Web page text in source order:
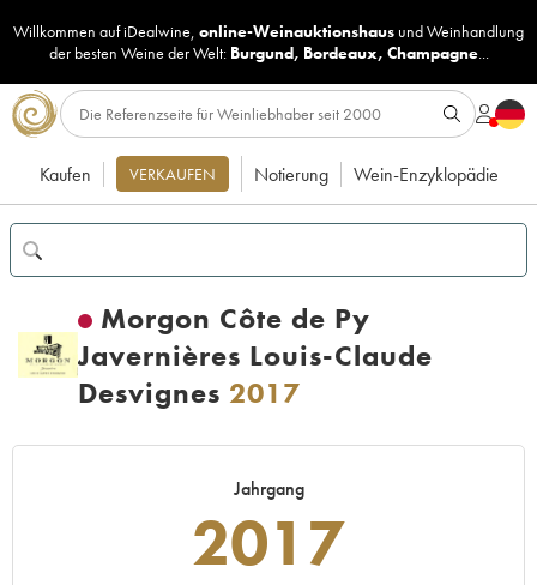
Willkommen auf iDealwine, online-Weinauktionshaus undWeinhandlung
der besten Weine der Welt: Burgund, Bordeaux, Champagne...
Kaufen VERKAUFEN Notierung Wein-Enzyklopädie
Morgon Côte de Py
Javernières Louis-Claude
Desvignes 2017
Jahrgang
2017